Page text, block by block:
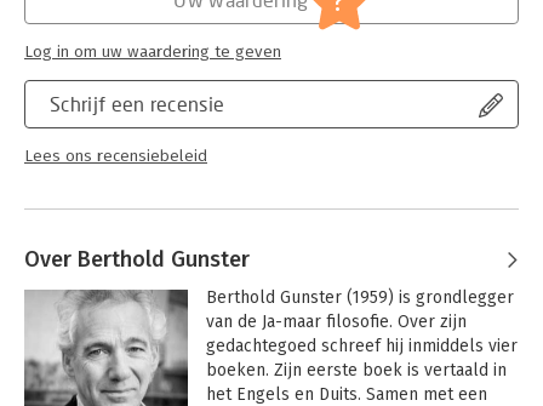
Schrijf een recensie
Lees ons recensiebeleid
Log in om uw waardering te geven
Over Berthold Gunster
Berthold Gunster (1959) is grondlegger
van de Ja-maar filosofie. Over zijn
gedachtegoed schreef hij inmiddels vier
boeken. Zijn eerste boek is vertaald in
het Engels en Duits. Samen met een